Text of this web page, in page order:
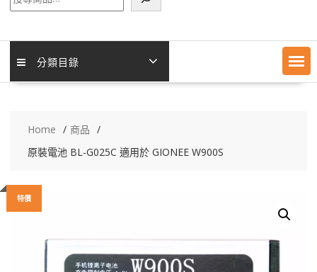
尋
分類目錄
Home
商品
原裝電池 BL-G025C 適用於 GIONEE W900S
特價